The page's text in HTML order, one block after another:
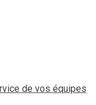
de vos équipes